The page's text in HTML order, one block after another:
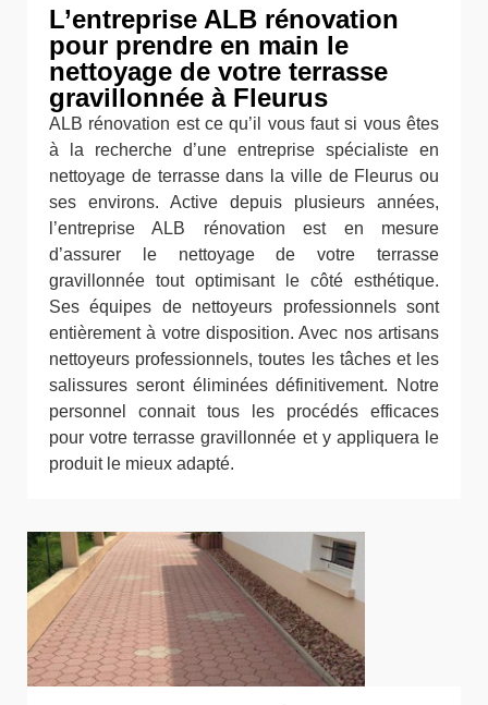
L’entreprise ALB rénovation
pour prendre en main le
nettoyage de votre terrasse
gravillonnée à Fleurus
ALB rénovation est ce qu’il vous faut si vous êtes
à la recherche d’une entreprise spécialiste en
nettoyage de terrasse dans la ville de Fleurus ou
ses environs. Active depuis plusieurs années,
l’entreprise ALB rénovation est en mesure
d’assurer le nettoyage de votre terrasse
gravillonnée tout optimisant le côté esthétique.
Ses équipes de nettoyeurs professionnels sont
entièrement à votre disposition. Avec nos artisans
nettoyeurs professionnels, toutes les tâches et les
salissures seront éliminées définitivement. Notre
personnel connait tous les procédés efficaces
pour votre terrasse gravillonnée et y appliquera le
produit le mieux adapté.